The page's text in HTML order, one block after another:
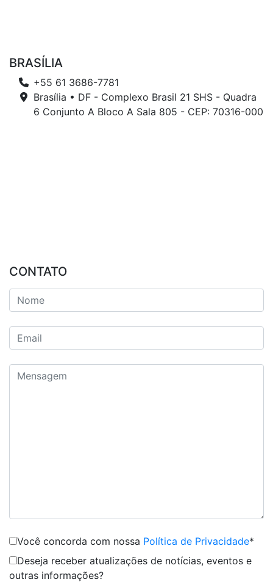
BRASÍLIA
+55 61 3686-7781
Brasília • DF - Complexo Brasil 21 SHS - Quadra
6 Conjunto A Bloco A Sala 805 - CEP: 70316-000
CONTATO
Você concorda com nossa Política de Privacidade*
Deseja receber atualizações de notícias, eventos e
outras informações?